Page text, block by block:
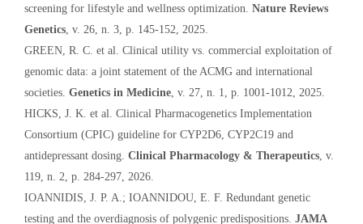
screening for lifestyle and wellness optimization. Nature Reviews
Genetics, v. 26, n. 3, p. 145-152, 2025.
GREEN, R. C. et al. Clinical utility vs. commercial exploitation of
genomic data: a joint statement of the ACMG and international
societies. Genetics in Medicine, v. 27, n. 1, p. 1001-1012, 2025.
HICKS, J. K. et al. Clinical Pharmacogenetics Implementation
Consortium (CPIC) guideline for CYP2D6, CYP2C19 and
antidepressant dosing. Clinical Pharmacology & Therapeutics, v.
119, n. 2, p. 284-297, 2026.
IOANNIDIS, J. P. A.; IOANNIDOU, E. F. Redundant genetic
testing and the overdiagnosis of polygenic predispositions. JAMA